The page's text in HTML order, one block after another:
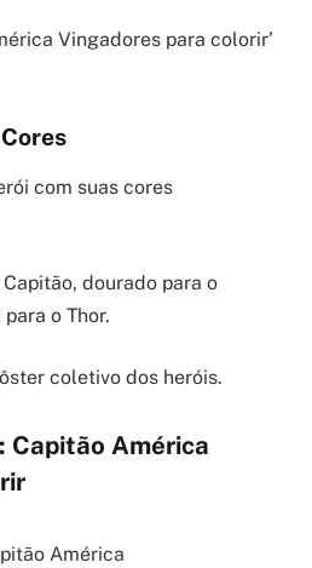
Vingadores para colorir’
com suas cores
dourado para o
o Thor.
coletivo dos heróis.
Capitão América